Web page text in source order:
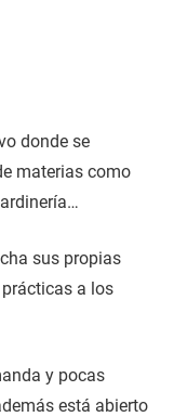
donde se
materias como
sus propias
a los
y pocas
está abierto